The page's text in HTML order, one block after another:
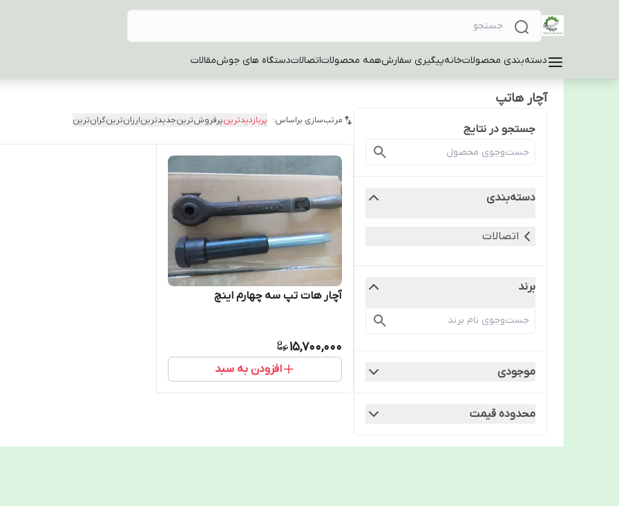
دسته‌بندی محصولاتخانهپیگیری سفارشهمه محصولاتاتصالاتدستگاه های جوشمقالات
آچار هاتپ
جستجو در نتایج
دسته‌بندی
اتصالات
برند
موجودی
محدوده قیمت
مرتب‌سازی براساس: پربازدیدترینپرفروش‌ترینجدیدترینارزان‌ترینگران‌ترین
آچار هات تپ سه چهارم اینچ
15,700,000
افزودن به سبد